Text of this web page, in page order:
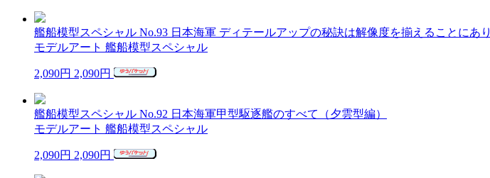
艦船模型スペシャル No.93 日本海軍 ディテールアップの秘訣は解像度を揃えることにあり
モデルアート 艦船模型スペシャル
2,090円 2,090円
艦船模型スペシャル No.92 日本海軍甲型駆逐艦のすべて（夕雲型編）
モデルアート 艦船模型スペシャル
2,090円 2,090円